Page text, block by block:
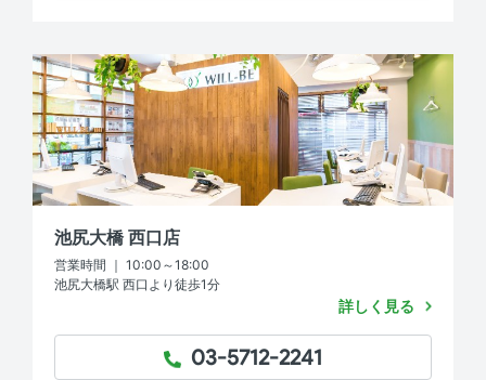
池尻大橋 西口店
営業時間 ｜ 10:00～18:00
池尻大橋駅 西口より徒歩1分
TEL：
03-5712-2241
詳しく見る